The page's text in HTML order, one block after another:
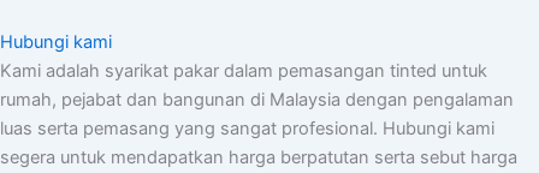
Hubungi kami
Kami adalah syarikat pakar dalam pemasangan tinted untuk
rumah, pejabat dan bangunan di Malaysia dengan pengalaman
luas serta pemasang yang sangat profesional. Hubungi kami
segera untuk mendapatkan harga berpatutan serta sebut harga